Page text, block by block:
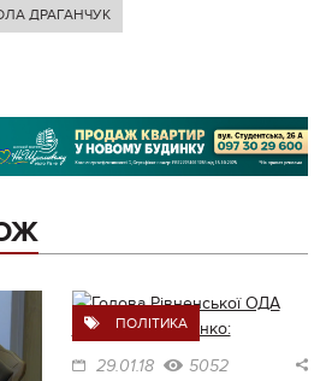
ДРАГАНЧУК
ПОЛІТИКА
29.01.18 5052